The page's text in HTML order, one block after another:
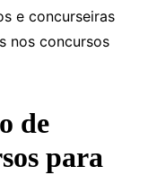
e concurseiras
nos concursos
de
para